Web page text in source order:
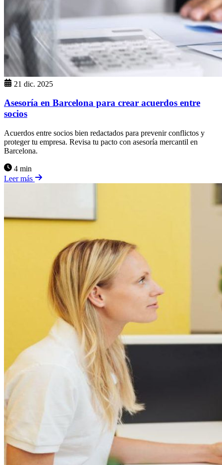
21 dic. 2025
Asesoría en Barcelona para crear acuerdos entre
socios
Acuerdos entre socios bien redactados para prevenir conflictos y
proteger tu empresa. Revisa tu pacto con asesoría mercantil en
Barcelona.
4 min
Leer más